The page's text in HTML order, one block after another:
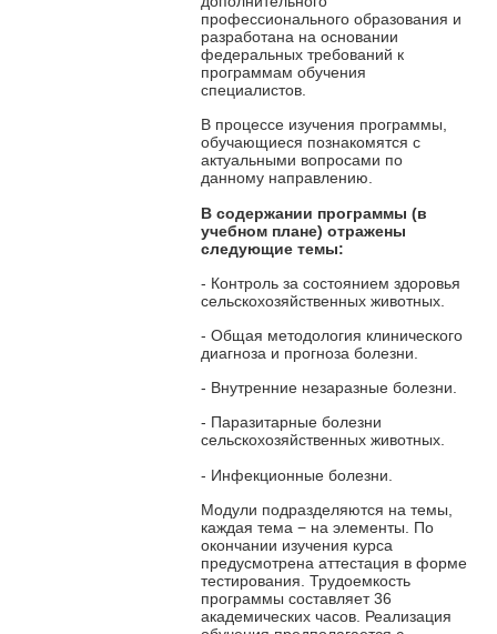
профессионального образования и
разработана на основании
федеральных требований к
программам обучения
специалистов.
В процессе изучения программы,
обучающиеся познакомятся с
актуальными вопросами по
данному направлению.
В содержании программы (в
учебном плане) отражены
следующие темы:
- Контроль за состоянием здоровья
сельскохозяйственных животных.
- Общая методология клинического
диагноза и прогноза болезни.
- Внутренние незаразные болезни.
- Паразитарные болезни
сельскохозяйственных животных.
- Инфекционные болезни.
Модули подразделяются на темы,
каждая тема − на элементы. По
окончании изучения курса
предусмотрена аттестация в форме
тестирования. Трудоемкость
программы составляет 36
академических часов. Реализация